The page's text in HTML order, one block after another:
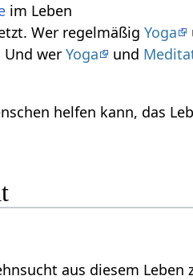
im Leben
Wer regelmäßigYoga
Und werYoga und
helfen kann, das
aus diesem Leben